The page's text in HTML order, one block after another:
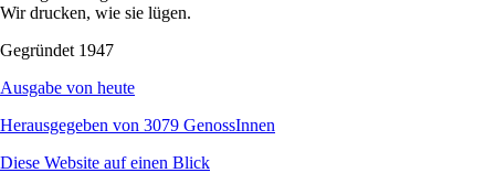
Wir drucken, wie sie lügen.
Gegründet 1947
Ausgabe von heute
Herausgegeben von 3079 GenossInnen
Diese Website auf einen Blick